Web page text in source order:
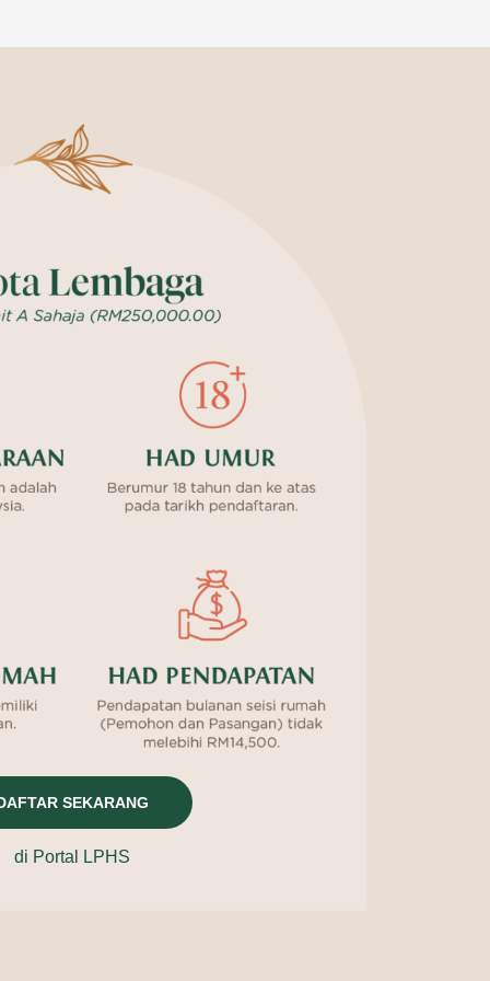
di Portal LPHS
SEKARANG